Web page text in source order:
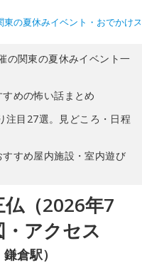
東の夏休みイベント・おでかけ
の関東の夏休みイベント一
すめの怖い話まとめ
注目27選。見どころ・日程
すめ屋内施設・室内遊び
（2026年7
アクセス
倉駅）